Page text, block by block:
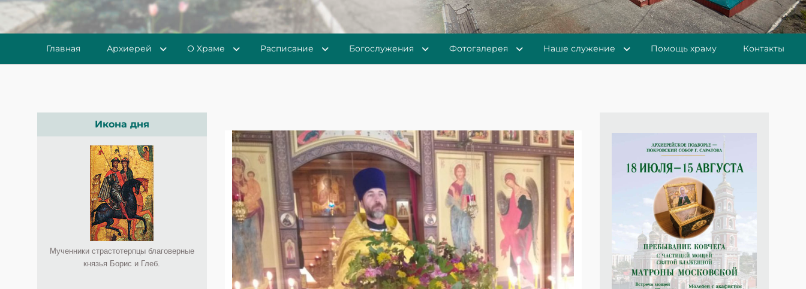
Главная Архиерей О Храме Расписание Богослужения Фотогалерея Наше служение Помощь храму Контакты
Икона дня
Мученники страстотерпцы благоверные
князья Борис и Глеб.